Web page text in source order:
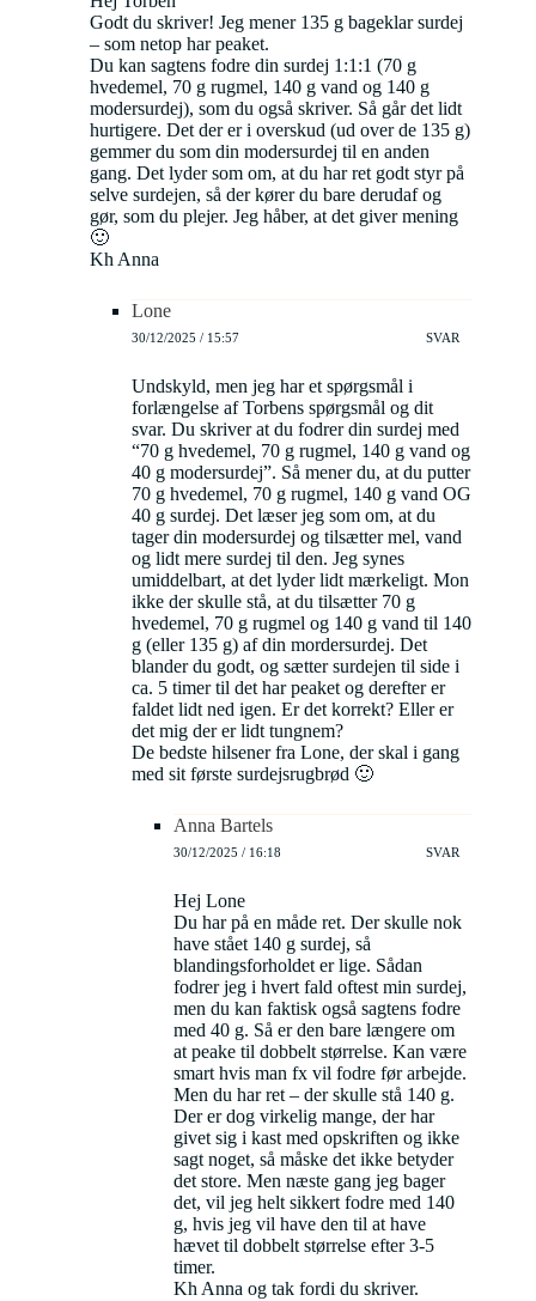
Godt du skriver! Jeg mener 135 g bageklar surdej
– som netop har peaket.
Du kan sagtens fodre din surdej 1:1:1 (70 g
hvedemel, 70 g rugmel, 140 g vand og 140 g
modersurdej), som du også skriver. Så går det lidt
hurtigere. Det der er i overskud (ud over de 135 g)
gemmer du som din modersurdej til en anden
gang. Det lyder som om, at du har ret godt styr på
selve surdejen, så der kører du bare derudaf og
gør, som du plejer. Jeg håber, at det giver mening
🙂
Kh Anna
Lone
30/12/2025 / 15:57 SVAR
Undskyld, men jeg har et spørgsmål i
forlængelse af Torbens spørgsmål og dit
svar. Du skriver at du fodrer din surdej med
“70 g hvedemel, 70 g rugmel, 140 g vand og
40 g modersurdej”. Så mener du, at du putter
70 g hvedemel, 70 g rugmel, 140 g vand OG
40 g surdej. Det læser jeg som om, at du
tager din modersurdej og tilsætter mel, vand
og lidt mere surdej til den. Jeg synes
umiddelbart, at det lyder lidt mærkeligt. Mon
ikke der skulle stå, at du tilsætter 70 g
hvedemel, 70 g rugmel og 140 g vand til 140
g (eller 135 g) af din mordersurdej. Det
blander du godt, og sætter surdejen til side i
ca. 5 timer til det har peaket og derefter er
faldet lidt ned igen. Er det korrekt? Eller er
det mig der er lidt tungnem?
De bedste hilsener fra Lone, der skal i gang
med sit første surdejsrugbrød 🙂
Anna Bartels
30/12/2025 / 16:18 SVAR
Hej Lone
Du har på en måde ret. Der skulle nok
have stået 140 g surdej, så
blandingsforholdet er lige. Sådan
fodrer jeg i hvert fald oftest min surdej,
men du kan faktisk også sagtens fodre
med 40 g. Så er den bare længere om
at peake til dobbelt størrelse. Kan være
smart hvis man fx vil fodre før arbejde.
Men du har ret – der skulle stå 140 g.
Der er dog virkelig mange, der har
givet sig i kast med opskriften og ikke
sagt noget, så måske det ikke betyder
det store. Men næste gang jeg bager
det, vil jeg helt sikkert fodre med 140
g, hvis jeg vil have den til at have
hævet til dobbelt størrelse efter 3-5
timer.
Kh Anna og tak fordi du skriver.